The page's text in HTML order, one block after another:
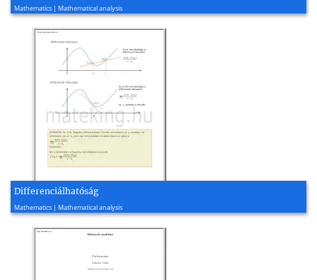
Mathematics | Mathematical analysis
Differenciálhatóság
Mathematics | Mathematical analysis